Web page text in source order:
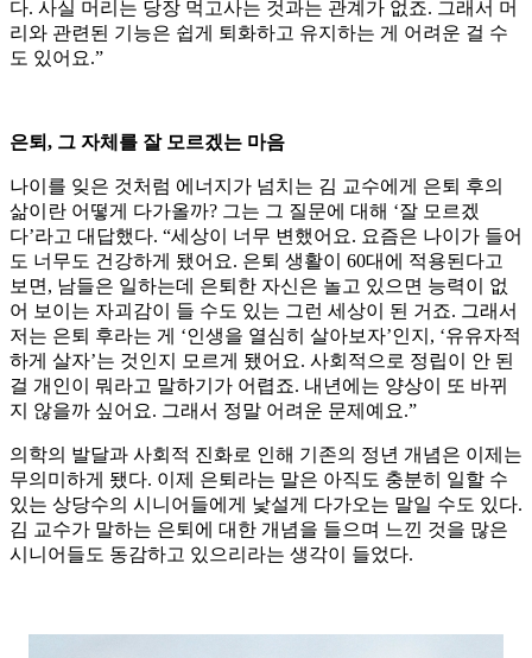
다. 사실 머리는 당장 먹고사는 것과는 관계가 없죠. 그래서 머
리와 관련된 기능은 쉽게 퇴화하고 유지하는 게 어려운 걸 수
도 있어요.”
은퇴, 그 자체를 잘 모르겠는 마음
나이를 잊은 것처럼 에너지가 넘치는 김 교수에게 은퇴 후의
삶이란 어떻게 다가올까? 그는 그 질문에 대해 ‘잘 모르겠
다’라고 대답했다. “세상이 너무 변했어요. 요즘은 나이가 들어
도 너무도 건강하게 됐어요. 은퇴 생활이 60대에 적용된다고
보면, 남들은 일하는데 은퇴한 자신은 놀고 있으면 능력이 없
어 보이는 자괴감이 들 수도 있는 그런 세상이 된 거죠. 그래서
저는 은퇴 후라는 게 ‘인생을 열심히 살아보자’인지, ‘유유자적
하게 살자’는 것인지 모르게 됐어요. 사회적으로 정립이 안 된
걸 개인이 뭐라고 말하기가 어렵죠. 내년에는 양상이 또 바뀌
지 않을까 싶어요. 그래서 정말 어려운 문제예요.”
의학의 발달과 사회적 진화로 인해 기존의 정년 개념은 이제는
무의미하게 됐다. 이제 은퇴라는 말은 아직도 충분히 일할 수
있는 상당수의 시니어들에게 낯설게 다가오는 말일 수도 있다.
김 교수가 말하는 은퇴에 대한 개념을 들으며 느낀 것을 많은
시니어들도 동감하고 있으리라는 생각이 들었다.